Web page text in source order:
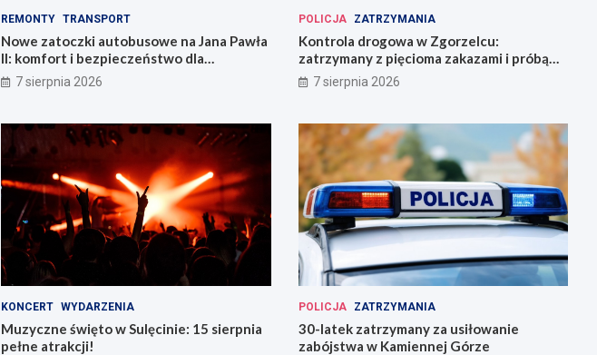
REMONTY TRANSPORT
Nowe zatoczki autobusowe na Jana Pawła
II: komfort i bezpieczeństwo dla
mieszkańców!
7 sierpnia 2026
POLICJA ZATRZYMANIA
Kontrola drogowa w Zgorzelcu:
zatrzymany z pięcioma zakazami i próbą
ucieczki
7 sierpnia 2026
KONCERT WYDARZENIA
Muzyczne święto w Sulęcinie: 15 sierpnia
pełne atrakcji!
POLICJA ZATRZYMANIA
30-latek zatrzymany za usiłowanie
zabójstwa w Kamiennej Górze